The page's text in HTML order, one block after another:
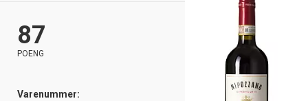
87
POENG
Varenummer: